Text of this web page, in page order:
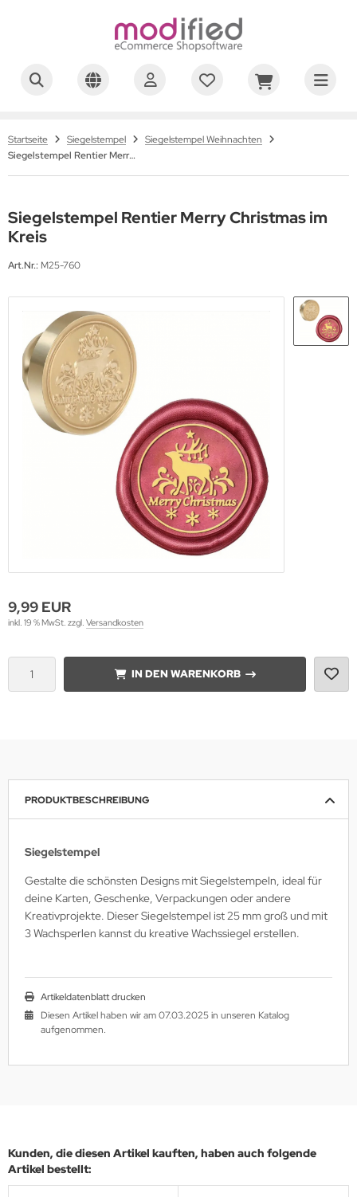
Startseite Siegelstempel
Siegelstempel Weihnachten
Siegelstempel Rentier Merry Christmas im Kreis
Siegelstempel Rentier Merry Christmas im
Kreis
Art.Nr.: M25-760
9,99 EUR
inkl. 19 % MwSt. zzgl. Versandkosten
IN DEN WARENKORB
PRODUKTBESCHREIBUNG
Siegelstempel
Gestalte die schönsten Designs mit Siegelstempeln, ideal für
deine Karten, Geschenke, Verpackungen oder andere
Kreativprojekte. Dieser Siegelstempel ist 25 mm groß und mit
3 Wachsperlen kannst du kreative Wachssiegel erstellen.
Artikeldatenblatt drucken
Diesen Artikel haben wir am 07.03.2025 in unseren Katalog
aufgenommen.
Kunden, die diesen Artikel kauften, haben auch folgende
Artikel bestellt: